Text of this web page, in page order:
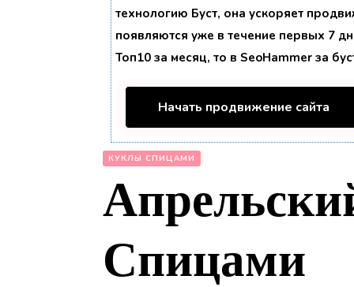
технологию Буст, она ускоряет
появляются уже в течение первых 7
Топ10 за месяц, то в SeoHammer за
Начать продвижение сайта
КУКЛЫ СПИЦАМИ
Спицами